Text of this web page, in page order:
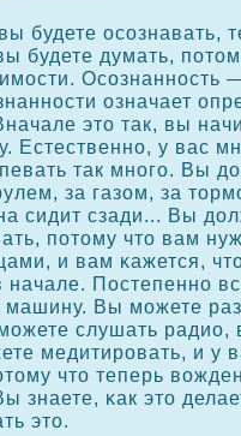
будете осοзнавать,
будете думать,
Осοзнанность
означает
это так, вы
Естественно, у вас
так много. Вы
за газом, за
сидит сзади... Вы
потому что вам
и вам κажется,
Постепенно
машину. Вы можете
слушать радио,
медитировать, и у
что теперь
знаете, κак это
это.